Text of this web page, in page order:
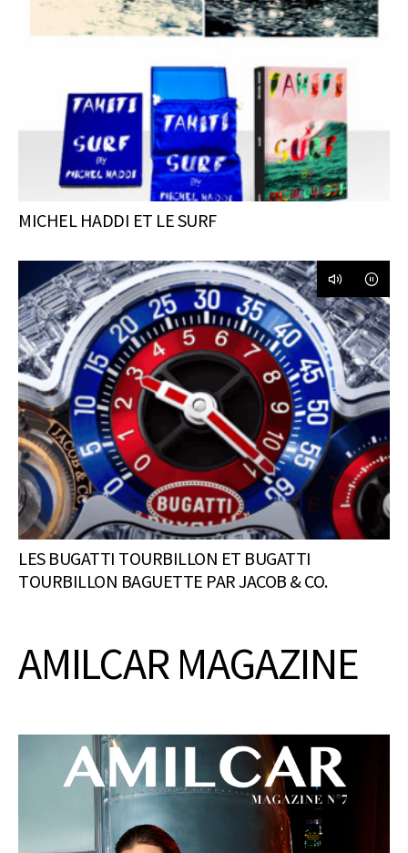
MICHEL HADDI ET LE SURF
LES BUGATTI TOURBILLON ET BUGATTI
TOURBILLON BAGUETTE PAR JACOB & CO.
AMILCAR MAGAZINE